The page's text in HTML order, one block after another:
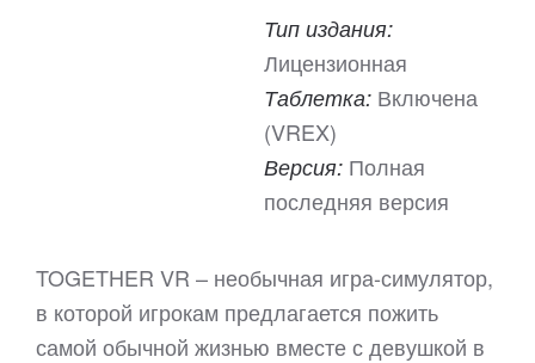
Тип издания:
Лицензионная
Таблетка: Включена
(VREX)
Версия: Полная
последняя версия
TOGETHER VR – необычная игра-симулятор,
в которой игрокам предлагается пожить
самой обычной жизнью вместе с девушкой в